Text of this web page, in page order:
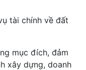
tài chính về đất
mục đích, đảm
xây dựng, doanh